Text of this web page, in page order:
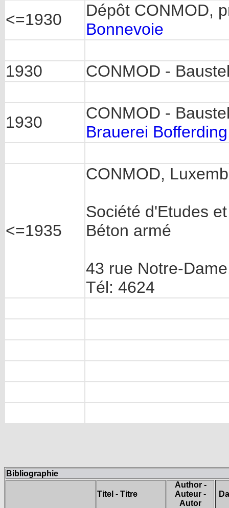
<=1930
Dépôt CONMOD,
Bonnevoie
1930 CONMOD -
1930
CONMOD -
Brauerei
<=1935
CONMOD,
Société d'Etudes
Béton armé
43 rue Notre-
Tél: 4624
Bibliographie
Titel - Titre
Author -
Auteur -
Autor